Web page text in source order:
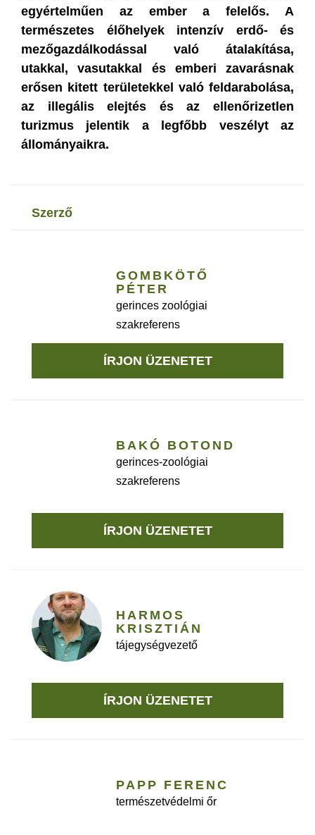
egyértelműen az ember a felelős. A
természetes élőhelyek intenzív erdő- és
mezőgazdálkodással való átalakítása,
utakkal, vasutakkal és emberi zavarásnak
erősen kitett területekkel való feldarabolása,
az illegális elejtés és az ellenőrizetlen
turizmus jelentik a legfőbb veszélyt az
állományaikra.
szerző
GOMBKÖTŐ
PÉTER
gerinces zoológiai
szakreferens
ÍRJON ÜZENETET
BAKÓ BOTOND
gerinces-zoológiai
szakreferens
ÍRJON ÜZENETET
HARMOS
KRISZTIÁN
tájegységvezető
ÍRJON ÜZENETET
PAPP FERENC
természetvédelmi őr